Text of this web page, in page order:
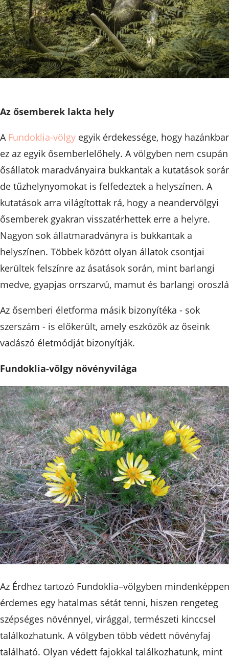
Az ősemberek lakta hely
A Fundoklia-völgy egyik érdekessége, hogy
ez az egyik ősemberlelőhely. A völgyben nem csupán
ősállatok maradványaira bukkantak a kutatások
de tűzhelynyomokat is felfedeztek a helyszínen. A
kutatások arra világítottak rá, hogy a neandervölgyi
ősemberek gyakran visszatérhettek erre a helyre.
Nagyon sok állatmaradványra is bukkantak a
helyszínen. Többek között olyan állatok csontjai
kerültek felszínre az ásatások során, mint barlangi
medve, gyapjas orrszarvú, mamut és barlangi
Az ősemberi életforma másik bizonyítéka - sok
szerszám - is előkerült, amely eszközök az őseink
vadászó életmódját bizonyítják.
Fundoklia-völgy növényvilága
Az Érdhez tartozó Fundoklia–völgyben mindenképpen
érdemes egy hatalmas sétát tenni, hiszen rengeteg
szépséges növénnyel, virággal, természeti kinccsel
találkozhatunk. A völgyben több védett növényfaj
található. Olyan védett fajokkal találkozhatunk, mint